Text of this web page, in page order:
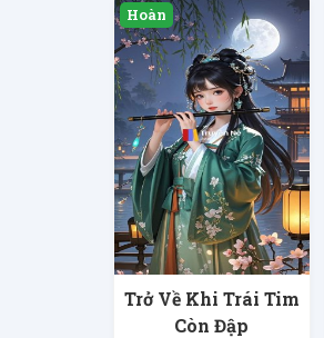
Trở Về Khi Trái Tim
Còn Đập